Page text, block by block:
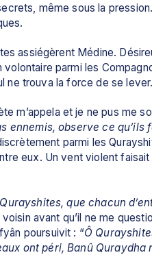
même sous la
assiégèrent Médine.
ne trouva la force de se
m’appela et je ne pus me
observe ce qu’ils
parmi les
eux. Un vent violent
que chacun
avant qu’il ne me
poursuivit : “Ô
ont péri, Banû